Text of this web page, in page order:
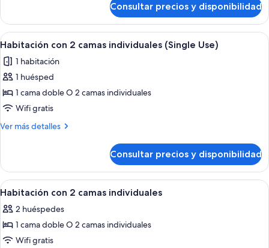
o
2
individuales,
terraza
(Single
Use)
con
cama
o
2
terraza
(Single
Consultar precios y disponibilidad
Abrir
todas
las
fotos
de
Habitación
con
individuales
(Single
Use)
Habitación de hotel con una cama
5
Habitación con 2 camas individuales (Single Use)
1 habitación
1 huésped
1 cama doble O 2 camas individuales
Wifi gratis
Ver más detalles
Más
con
camas
(Single
Use)
Consultar precios y disponibilidad
Abrir
todas
las
fotos
de
Habitación de hotel con una cama
4
Habitación con 2 camas individuales
2 huéspedes
1 cama doble O 2 camas individuales
Wifi gratis